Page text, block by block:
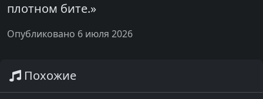
плотном бите.»
Опубликовано 6 июля 2026
Похожие